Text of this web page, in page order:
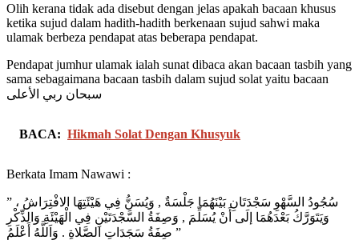
Olih kerana tidak ada disebut dengan jelas apakah bacaan khusus
ketika sujud dalam hadith-hadith berkenaan sujud sahwi maka
ulamak berbeza pendapat atas beberapa pendapat.
Pendapat jumhur ulamak ialah sunat dibaca akan bacaan tasbih yang
sama sebagaimana bacaan tasbih dalam sujud solat yaitu bacaan
سبحان ربي الأعلى
BACA: Hikmah Solat Dengan Khusyuk
Berkata Imam Nawawi :
” سُجُودُ السَّهْوِ سَجْدَتَانِ بَيْنَهُمَا جَلْسَةٌ , وَيُسَنُّ فِي هَيْئَتِهَا الافْتِرَاشُ ،
وَيَتَوَرَّكُ بَعْدَهُمَا إلَى أَنْ يُسَلِّمَ , وَصِفَةُ السَّجْدَتَيْنِ فِي الْهَيْئَةِ وَالذِّكْرِ
صِفَةُ سَجَدَاتِ الصَّلاةِ . وَاَللَّهُ أَعْلَمُ ”